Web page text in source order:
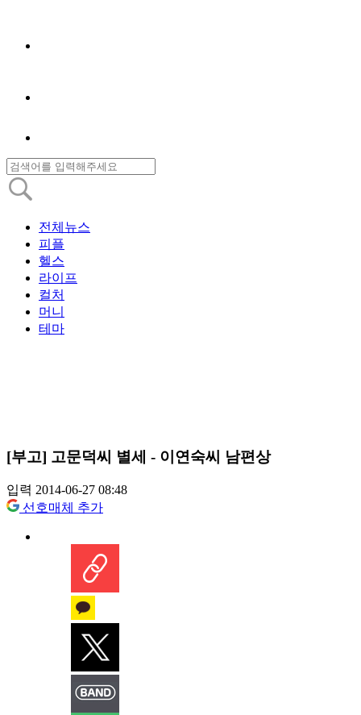
전체뉴스
피플
헬스
라이프
컬처
머니
테마
[부고] 고문덕씨 별세 - 이연숙씨 남편상
입력 2014-06-27 08:48
선호매체 추가